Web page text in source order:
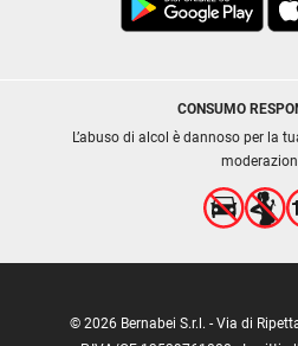
CONSUMO
L’abuso di alcol è dannoso per la
© 2026 Bernabei S.r.l. - Via di